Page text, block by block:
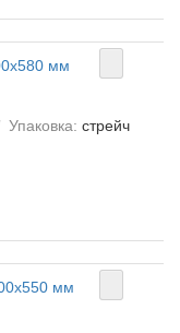
Упаковка: стрейч